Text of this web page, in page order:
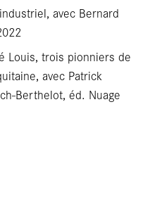
avec Bernard
Louis, trois pionniers de
avec Patrick
Berthelot, éd. Nuage